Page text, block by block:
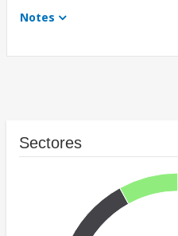
Notes
Sectores